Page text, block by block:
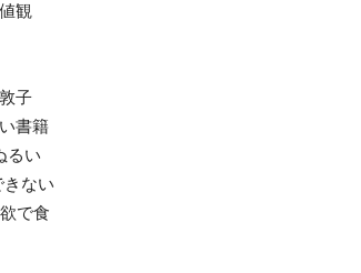
観
子
書籍
るい
ない
で食